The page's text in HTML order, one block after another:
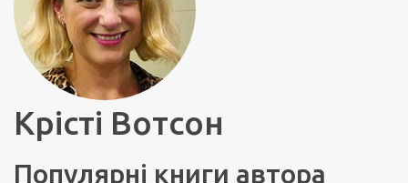
Крісті Вотсон
Популярні книги автора